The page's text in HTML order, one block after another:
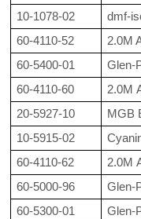
10-1078-02
dmf-
60-4110-52
2.0M
60-5400-01
Glen-
60-4110-60
2.0M
20-5927-10
MGB
10-5915-02
60-4110-62
2.0M
60-5000-96
Glen-
60-5300-01
Glen-